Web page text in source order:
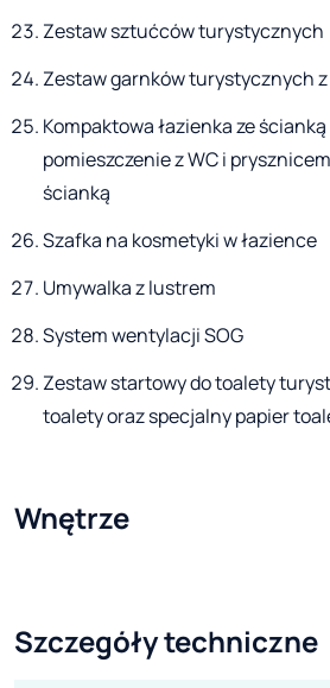
Zestaw sztućców turystycznych
Zestaw garnków turystycznych
Kompaktowa łazienka ze
pomieszczenie z WC i
ścianką
Szafka na kosmetyki w łazience
Umywalka z lustrem
System wentylacji SOG
Zestaw startowy do toalety
toalety oraz specjalny papier
Wnętrze
Szczegóły techniczne